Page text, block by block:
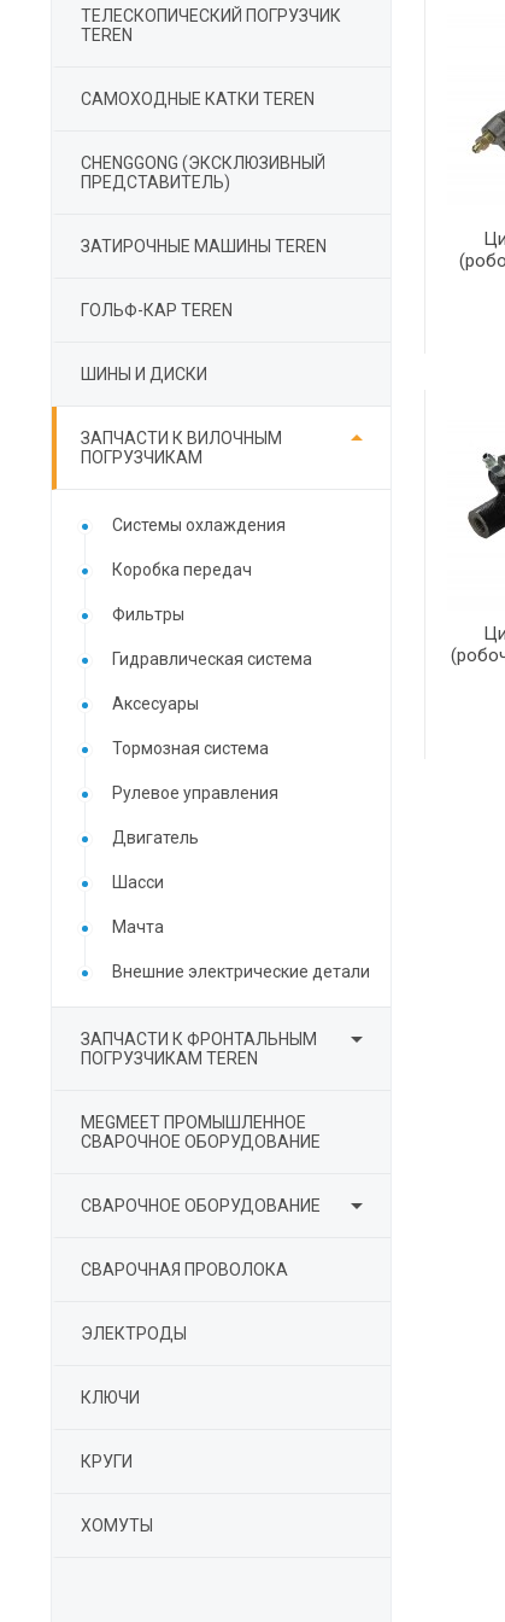
ТЕЛЕСКОПИЧЕСКИЙ ПОГРУЗЧИК
TEREN
САМОХОДНЫЕ КАТКИ TEREN
СHENGGONG (ЭКСКЛЮЗИВНЫЙ
ПРЕДСТАВИТЕЛЬ)
ЗАТИРОЧНЫЕ МАШИНЫ TEREN
ГОЛЬФ-КАР TEREN
ШИНЫ И ДИСКИ
ЗАПЧАСТИ К ВИЛОЧНЫМ
ПОГРУЗЧИКАМ

Cистемы охлаждения
Коробка передач
Фильтры
Гидравлическая система
Аксесуары
Тормозная система
Рулевое управления
Двигатель
Шасси
Мачта
Внешние электрические детали
ЗАПЧАСТИ К ФРОНТАЛЬНЫМ
ПОГРУЗЧИКАМ TEREN

MEGMEET ПРОМЫШЛЕННОЕ
СВАРОЧНОЕ ОБОРУДОВАНИЕ
СВАРОЧНОЕ ОБОРУДОВАНИЕ 
СВАРОЧНАЯ ПРОВОЛОКА
ЭЛЕКТРОДЫ
КЛЮЧИ
КРУГИ
ХОМУТЫ